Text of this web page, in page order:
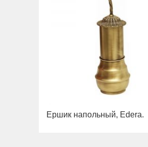
Ершик напольный, Edera.